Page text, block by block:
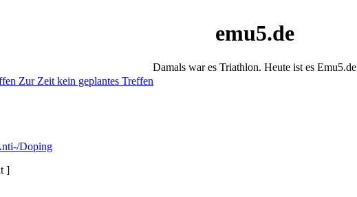
emu5.de
Damals war es Triathlon. Heute ist es Emu5.de
Zur Zeit kein geplantes Treffen
Doping
]